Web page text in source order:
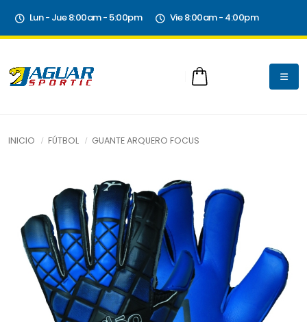
Lun - Jue 8:00am - 5:00pm Vie 8:00am - 4:00pm
INICIO FÚTBOL GUANTE ARQUERO FOCUS